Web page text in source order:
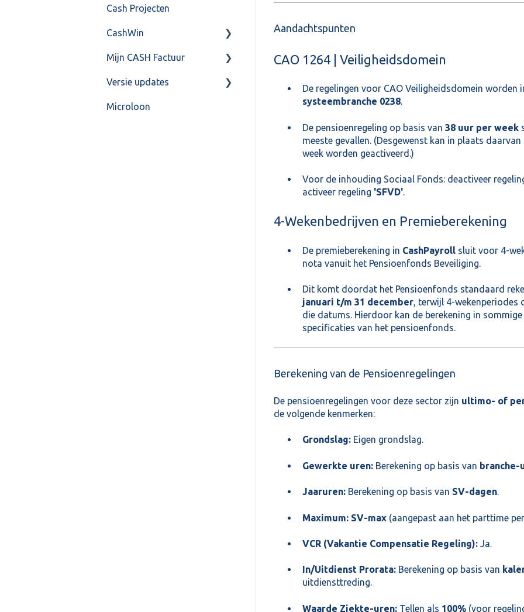
Aandachtspunten
CAO 1264 | Veiligheidsdomein
De regelingen voor CAO Veiligheidsdomein worden
systeembranche 0238.
De pensioenregeling op basis van 38 uur per week
meeste gevallen. (Desgewenst kan in plaats
week worden geactiveerd.)
Voor de inhouding Sociaal Fonds: deactiveer
activeer regeling 'SFVD'.
4-Wekenbedrijven en Premieberekening
De premieberekening in CashPayrollsluit voor 4-
nota vanuit het Pensioenfonds Beveiliging.
Dit komt doordat het Pensioenfonds standaard
januari t/m 31 december, terwijl 4-wekenperiodes
die datums. Hierdoor kan de berekening in
specificaties van het pensioenfonds.
Berekening van de Pensioenregelingen
De pensioenregelingen voor deze sector zijn ultimo- of
de volgende kenmerken:
Grondslag:Eigen grondslag.
Gewerkte uren:Berekening op basis van branche-
Jaaruren:Berekening op basis van SV-dagen.
Maximum: SV-max(aangepast aan het parttime
VCR (Vakantie Compensatie Regeling):Ja.
In/Uitdienst Prorata:Berekening op basis van
uitdiensttreding.
Waarde Ziekte-uren:Tellen als 100%(voor
Cash Projecten
CashWin
Overig
Mijn CASH Factuur
Facturatie Loonportal(
Versie updates
CashWeb updates 2025
Microloon